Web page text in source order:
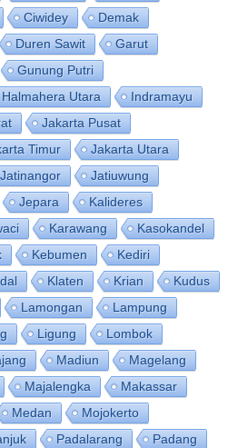
Ciwidey
Demak
Duren Sawit
Garut
Gunung Putri
Halmahera Utara
Indramayu
Jakarta Pusat
Timur
Jakarta Utara
Jatinangor
Jatiuwung
Jepara
Kalideres
Karawang
Kasokandel
Kebumen
Kediri
Klaten Krian
Kudus
Lamongan
Lampung
Ligung
Lombok
Madiun
Magelang
Majalengka
Makassar
Medan
Mojokerto
Padalarang
Padang